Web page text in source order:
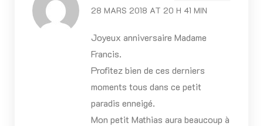
28 MARS 2018 AT 20 H 41 MIN
Joyeux anniversaire Madame
Francis.
Profitez bien de ces derniers
moments tous dans ce petit
paradis enneigé.
Mon petit Mathias aura beaucoup à